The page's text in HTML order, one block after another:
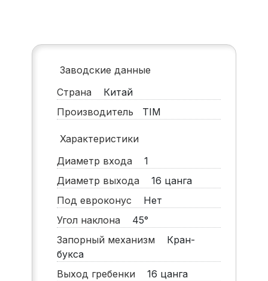
Заводские данные
Страна
Китай
Производитель
TIM
Характеристики
Диаметр входа
1
Диаметр выхода
16 цанга
Под евроконус
Нет
Угол наклона
45°
Запорный механизм
Кран-
букса
Выход гребенки
16 цанга